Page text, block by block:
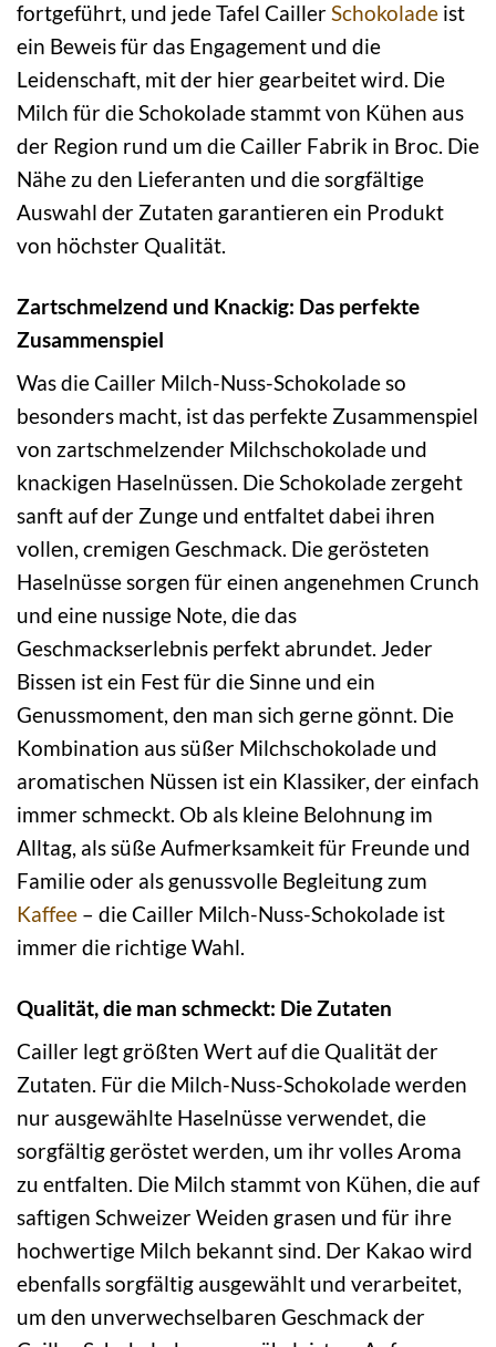
fortgeführt, und jede Tafel CaillerSchokolade ist
ein Beweis für das Engagement und die
Leidenschaft, mit der hier gearbeitet wird. Die
Milch für die Schokolade stammt von Kühen aus
der Region rund um die Cailler Fabrik in Broc. Die
Nähe zu den Lieferanten und die sorgfältige
Auswahl der Zutaten garantieren ein Produkt
von höchster Qualität.
Zartschmelzend und Knackig: Das perfekte
Zusammenspiel
Was die Cailler Milch-Nuss-Schokolade so
besonders macht, ist das perfekte Zusammenspiel
von zartschmelzender Milchschokolade und
knackigen Haselnüssen. Die Schokolade zergeht
sanft auf der Zunge und entfaltet dabei ihren
vollen, cremigen Geschmack. Die gerösteten
Haselnüsse sorgen für einen angenehmen Crunch
und eine nussige Note, die das
Geschmackserlebnis perfekt abrundet. Jeder
Bissen ist ein Fest für die Sinne und ein
Genussmoment, den man sich gerne gönnt. Die
Kombination aus süßer Milchschokolade und
aromatischen Nüssen ist ein Klassiker, der einfach
immer schmeckt. Ob als kleine Belohnung im
Alltag, als süße Aufmerksamkeit für Freunde und
Familie oder als genussvolle Begleitung zum
Kaffee – die Cailler Milch-Nuss-Schokolade ist
immer die richtige Wahl.
Qualität, die man schmeckt: Die Zutaten
Cailler legt größten Wert auf die Qualität der
Zutaten. Für die Milch-Nuss-Schokolade werden
nur ausgewählte Haselnüsse verwendet, die
sorgfältig geröstet werden, um ihr volles Aroma
zu entfalten. Die Milch stammt von Kühen, die auf
saftigen Schweizer Weiden grasen und für ihre
hochwertige Milch bekannt sind. Der Kakao wird
ebenfalls sorgfältig ausgewählt und verarbeitet,
um den unverwechselbaren Geschmack der